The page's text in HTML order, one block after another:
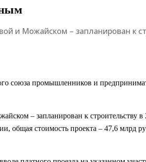
и Можайском – запланирован к
союза промышленников и
– запланирован к строительству
общая стоимость проекта – 47,6 млрд